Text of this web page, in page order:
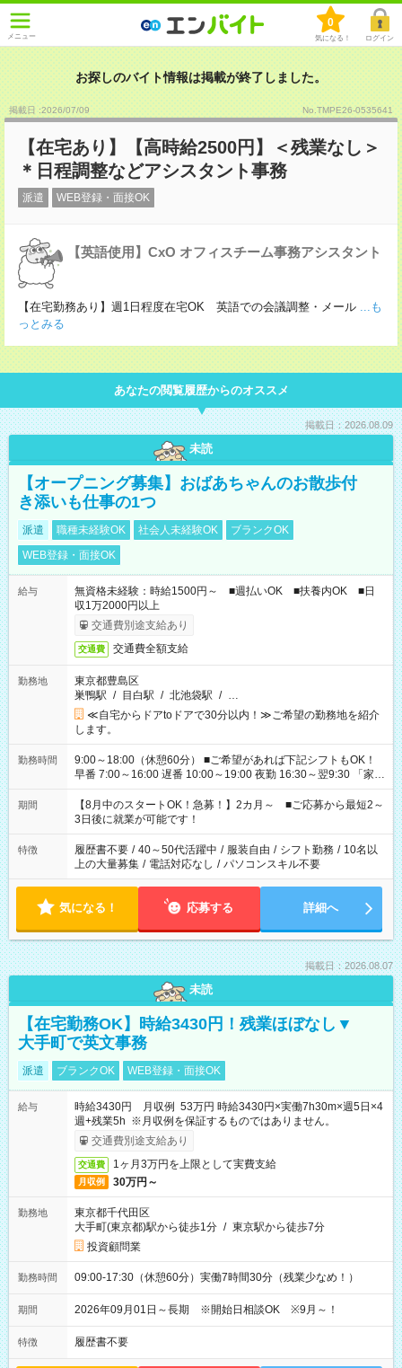
メニュー
0
気になる！ ログイン
お探しのバイト情報は掲載が終了しました。
掲載日 :2026/07/09 No.TMPE26-0535641
【在宅あり】【高時給2500円】＜残業なし＞
＊日程調整などアシスタント事務
派遣 WEB登録・面接OK
【英語使用】CxO オフィスチーム事務アシスタント
【在宅勤務あり】週1日程度在宅OK 英語での会議調整・メール ...も
っとみる
あなたの閲覧履歴からのオススメ
掲載日：2026.08.09
未読
【オープニング募集】おばあちゃんのお散歩付
き添いも仕事の1つ
派遣 職種未経験OK 社会人未経験OK
ブランクOK
WEB登録・面接OK
給与
無資格未経験：時給1500円～ ■週払いOK ■扶養内OK ■日
収1万2000円以上
交通費別途支給あり
交通費 交通費全額支給
勤務地
東京都豊島区
巣鴨駅 / 目白駅 / 北池袋駅 / …
≪自宅からドアtoドアで30分以内！≫ご希望の勤務地を紹介
します。
勤務時間
9:00～18:00（休憩60分） ■ご希望があれば下記シフトもOK！
早番 7:00～16:00 遅番 10:00～19:00 夜勤 16:30～翌9:30 「家族
と休みを合わせたい」 「余裕を持って夕飯の準備がしたい」
「できれば残業はしたくない」 など、ご希望を教えてください
ね。 ※Wワーク希望の方へ 今ご覧のお仕事で希望する勤務時間
と、もう1つのお仕事の勤務時間。 合計で週40時間を超える場
合は応募できません。
期間
【8月中のスタートOK！急募！】2カ月～ ■ご応募から最短2～
3日後に就業が可能です！
特徴 履歴書不要 / 40～50代活躍中 / 服装自由 / シフト勤務 / 10名以
上の大量募集 / 電話対応なし / パソコンスキル不要
気になる！ 応募する 詳細へ
掲載日：2026.08.07
未読
【在宅勤務OK】時給3430円！残業ほぼなし▼
大手町で英文事務
派遣 ブランクOK WEB登録・面接OK
給与
時給3430円 月収例 53万円 時給3430円×実働7h30m×週5日×4
週+残業5h ※月収例を保証するものではありません。
交通費別途支給あり
交通費 1ヶ月3万円を上限として実費支給
月収例 30万円～
勤務地
東京都千代田区
大手町(東京都)駅から徒歩1分 / 東京駅から徒歩7分
投資顧問業
勤務時間 09:00-17:30（休憩60分）実働7時間30分（残業少なめ！）
期間 2026年09月01日～長期 ※開始日相談OK ※9月～！
特徴 履歴書不要